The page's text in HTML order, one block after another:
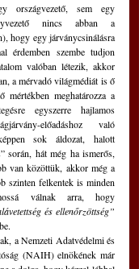
nincs abban a
hogy egy járványcsinálásra
érdemben szembe tudjon
valóban létezik, akkor
a mérvadó világmédiát is ő
mértékben meghatározza a
egyszerre hajlamos
előadáshoz való
sok áldozat, halott
során, hát még ha ismerős,
van közöttük, akkor még a
szinten felkentek is minden
válnak arra, hogy
(NAIH) elnökének már